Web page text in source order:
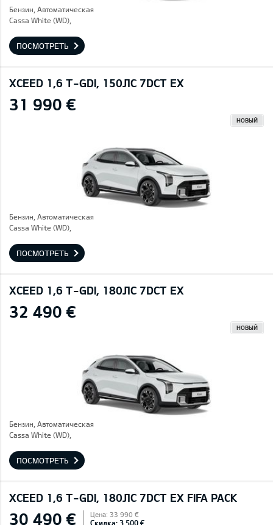
Бензин, Автоматическая
Cassa White (WD),
ПОСМОТРЕТЬ
XCEED 1,6 T-GDI, 150ЛС 7DCT EX
31 990 €
НОВЫЙ
Бензин, Автоматическая
Cassa White (WD),
ПОСМОТРЕТЬ
XCEED 1,6 T-GDI, 180ЛС 7DCT EX
32 490 €
НОВЫЙ
Бензин, Автоматическая
Cassa White (WD),
ПОСМОТРЕТЬ
XCEED 1,6 T-GDI, 180ЛС 7DCT EX FIFA PACK
30 490 € Цена: 33 990 €
Скидка: 3 500 €